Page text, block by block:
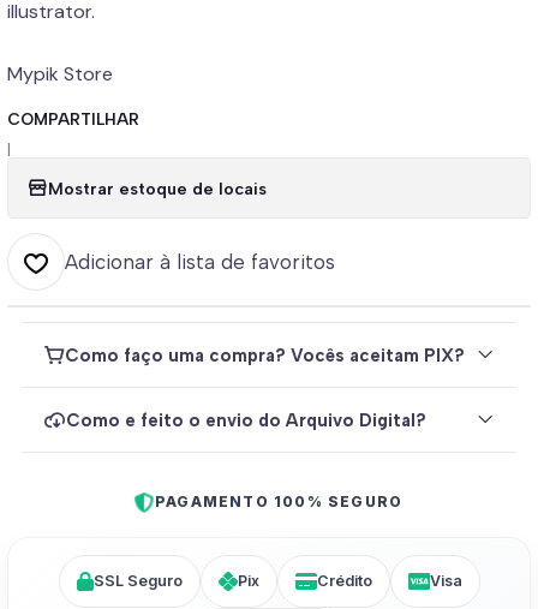
illustrator.
Mypik Store
COMPARTILHAR
|
Mostrar estoque de locais
Adicionar à lista de favoritos
Como faço uma compra? Vocês aceitam PIX?
Como e feito o envio do Arquivo Digital?
PAGAMENTO 100% SEGURO
SSL Seguro Pix Crédito Visa